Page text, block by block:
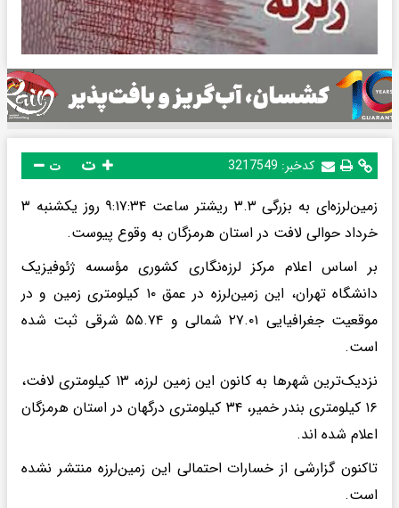
کدخبر: 3217549 ت
زمین‌لرزه‌ای به بزرگی ۳.۳ ریشتر ساعت ۹:۱۷:۳۴ روز یکشنبه ۳
خرداد حوالی لافت در استان هرمزگان به وقوع پیوست.
بر اساس اعلام مرکز لرزه‌نگاری کشوری مؤسسه ژئوفیزیک
دانشگاه تهران، این زمین‌لرزه در عمق ۱٠ کیلومتری زمین و در
موقعیت جغرافیایی ۲۷.۰۱ شمالی و ۵۵.۷۴ شرقی ثبت شده
است.
نزدیک‌ترین شهرها به کانون این زمین لرزه، ۱۳ کیلومتری لافت،
۱۶ کیلومتری بندر خمیر، ۳۴ کیلومتری درگهان در استان هرمزگان
اعلام شده اند.
تاکنون گزارشی از خسارات احتمالی این زمین‌لرزه منتشر نشده
است.